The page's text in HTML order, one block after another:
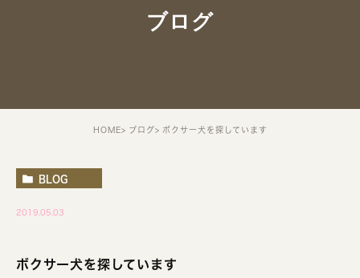
ブログ
HOME ブログ ボクサー犬を探しています
BLOG
2019.05.03
ボクサー犬を探しています